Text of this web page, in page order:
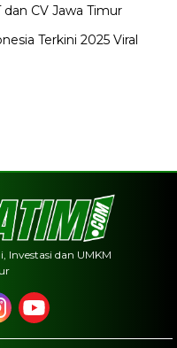
dan CV Jawa Timur
Terkini 2025 Viral
Investasi dan UMKM